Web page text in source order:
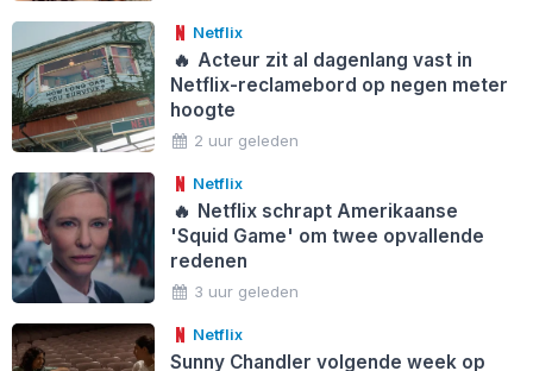
Netflix
🔥 Acteur zit al dagenlang vast in
Netflix-reclamebord op negen meter
hoogte
2 uur geleden
Netflix
🔥 Netflix schrapt Amerikaanse
'Squid Game' om twee opvallende
redenen
3 uur geleden
Netflix
Sunny Chandler volgende week op